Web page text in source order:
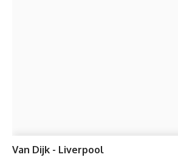
Van Dijk - Liverpool